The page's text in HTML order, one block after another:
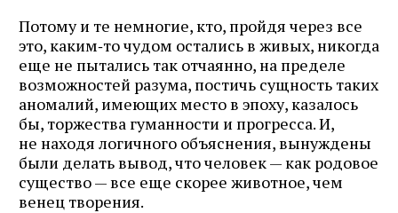
Потому и те немногие, кто, пройдя через все
это, каким‑то чудом остались в живых, никогда
еще не пытались так отчаянно, на пределе
возможностей разума, постичь сущность таких
аномалий, имеющих место в эпоху, казалось
бы, торжества гуманности и прогресса. И,
не находя логичного объяснения, вынуждены
были делать вывод, что человек — как родовое
существо — все еще скорее животное, чем
венец творения.